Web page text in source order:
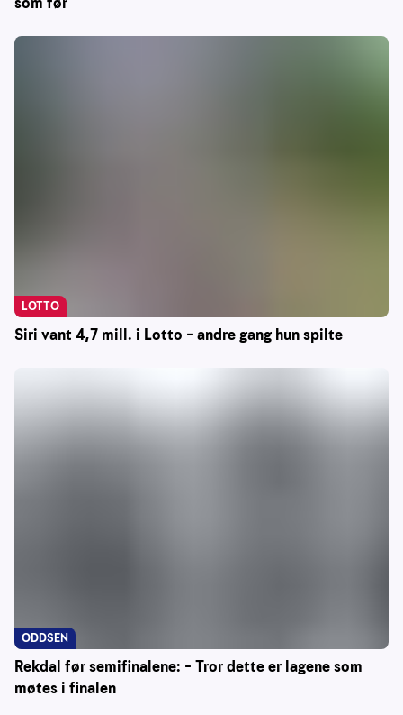
Siri vant 4,7 mill. i Lotto – andre gang hun spilte
LOTTO
Rekdal før semifinalene: – Tror dette er lagene som
møtes i finalen
ODDSEN